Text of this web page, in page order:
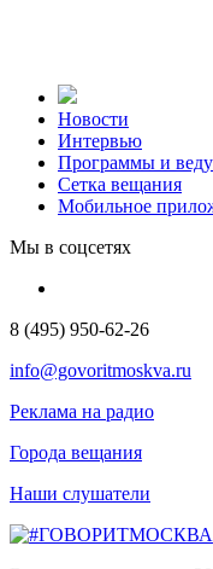
Новости
Интервью
Программы и
Сетка вещания
Мобильное
Мы в соцсетях
8 (495) 950-62-26
info@govoritmoskva.ru
Реклама на радио
Города вещания
Наши слушатели